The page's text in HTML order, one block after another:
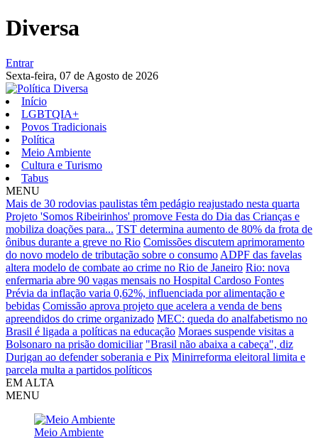
Diversa
Entrar
Sexta-feira, 07 de Agosto de 2026
Início
LGBTQIA+
Povos Tradicionais
Política
Meio Ambiente
Cultura e Turismo
Tabus
MENU
Mais de 30 rodovias paulistas têm pedágio reajustado nesta quarta
Projeto 'Somos Ribeirinhos' promove Festa do Dia das Crianças e
mobiliza doações para... TST determina aumento de 80% da frota de
ônibus durante a greve no Rio Comissões discutem aprimoramento
do novo modelo de tributação sobre o consumo ADPF das favelas
altera modelo de combate ao crime no Rio de Janeiro Rio: nova
enfermaria abre 90 vagas mensais no Hospital Cardoso Fontes
Prévia da inflação varia 0,62%, influenciada por alimentação e
bebidas Comissão aprova projeto que acelera a venda de bens
apreendidos do crime organizado MEC: queda do analfabetismo no
Brasil é ligada a políticas na educação Moraes suspende visitas a
Bolsonaro na prisão domiciliar "Brasil não abaixa a cabeça", diz
Durigan ao defender soberania e Pix Minirreforma eleitoral limita e
parcela multa a partidos políticos
EM ALTA
MENU
Meio Ambiente